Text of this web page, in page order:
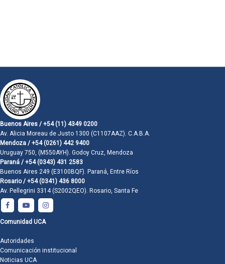
Buenos Aires / +54 (11) 4349 0200
Av. Alicia Moreau de Justo 1300 (C1107AAZ). C.A.B.A.
Mendoza / +54 (0261) 442 9400
Uruguay 750, (M550AYH). Godoy Cruz, Mendoza
Paraná / +54 (0343) 431 2583
Buenos Aires 249 (E3100BQF). Paraná, Entre Ríos
Rosario / +54 (0341) 436 8000
Av. Pellegrini 3314 (S2002QEO). Rosario, Santa Fe
Comunidad UCA
Autoridades
Comunicación institucional
Noticias UCA